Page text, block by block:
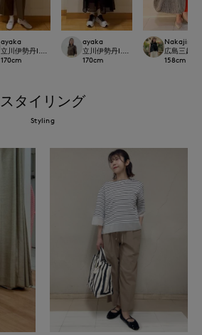
ayaka
立川伊勢丹I.T.'S.international
170cm
ayaka
立川伊勢丹I.T.'S.international
170cm
Nakajima
広島三越
158cm
スタイリング
Styling